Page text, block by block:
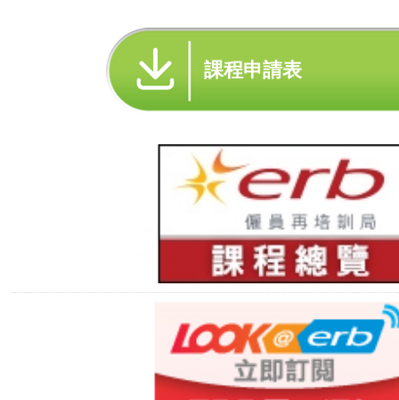
課程申請表